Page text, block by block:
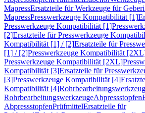
MapressErsatzteile für Werkzeuge für
MapressPresswerkzeuge Kompatibilität [1]
Presswerkzeuge Kompatibilität [1]
[2]Ersatzteile für Presswerkzeuge
Kompatibilität [1] / [2]Ersatzteile für
[1] / [2]Presswerkzeuge Kompatibilität
Presswerkzeuge Kompatibilität [2XL]
Kompatibilität [3]Ersatzteile für
[3]Presswerkzeuge Kompatibilität [4]
Kompatibilität [4]
RohrbearbeitungswerkzeugeAbpressstopfen
AbpressstopfenPrüfmittelErsatzteile für